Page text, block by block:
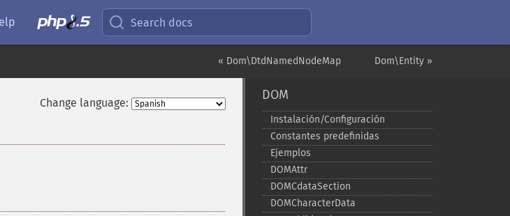
Search docs
Dom\Entity »
« Dom\DtdNamedNodeMap
Change language:
DOM
Instalación/Configuración
Constantes predefinidas
Ejemplos
DOMAttr
DOMCdataSection
DOMCharacterData